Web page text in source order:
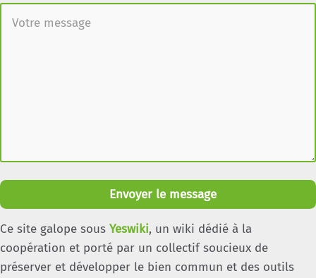
Envoyer le message
Ce site galope sous Yeswiki, un wiki dédié à la
coopération et porté par un collectif soucieux de
préserver et développer le bien commun et des outils